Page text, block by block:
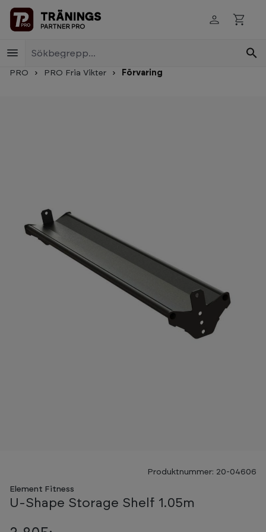
Skip to main content
PRO PRO Fria Vikter Förvaring
Produktnummer: 20-04606
Element Fitness
U-Shape Storage Shelf 1.05m